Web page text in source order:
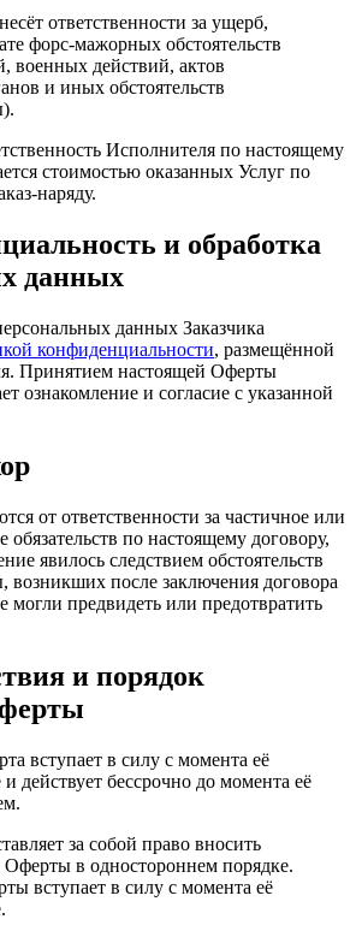
ответственности за ущерб,
форс-мажорных обстоятельств
военных действий, актов
и иных обстоятельств
Исполнителя по настоящему
стоимостью оказанных Услуг по
наряду.
и обработка
данных
данных Заказчика
конфиденциальности, размещённой
Принятием настоящей Оферты
ознакомление и согласие с указанной
от ответственности за частичное или
по настоящему договору,
явилось следствием обстоятельств
возникших после заключения договора
могли предвидеть или предотвратить
и порядок
вступает в силу с момента её
действует бессрочно до момента её
за собой право вносить
Оферты в одностороннем порядке.
вступает в силу с момента её